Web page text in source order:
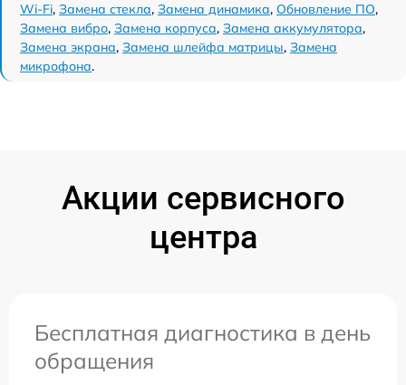
Wi-Fi, Замена стекла, Замена динамика, Обновление ПО,
Замена вибро, Замена корпуса, Замена аккумулятора,
Замена экрана, Замена шлейфа матрицы, Замена
микрофона.
Акции сервисного
центра
Бесплатная диагностика в день
обращения